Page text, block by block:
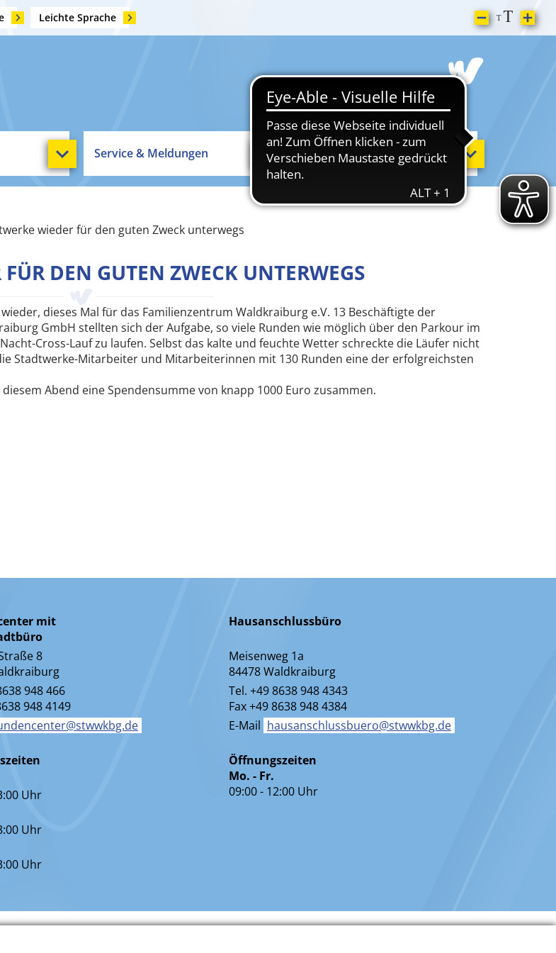
Leichte Sprache
Service & Meldungen Sport & Freizeit
wieder für den guten Zweck unterwegs
DEN GUTEN ZWECK UNTERWEGS
wieder, dieses Mal für das Familienzentrum Waldkraiburg e.V. 13 Beschäftigte der
GmbH stellten sich der Aufgabe, so viele Runden wie möglich über den Parkour im
Cross-Lauf zu laufen. Selbst das kalte und feuchte Wetter schreckte die Läufer nicht
Stadtwerke-Mitarbeiter und Mitarbeiterinnen mit 130 Runden eine der erfolgreichsten
Abend eine Spendensumme von knapp 1000 Euro zusammen.
mit
8
948 466
948 4149
Uhr
Uhr
Uhr
Hausanschlussbüro
Meisenweg 1a
84478 Waldkraiburg
Tel. +49 8638 948 4343
Fax +49 8638 948 4384
E-Mail hausanschlussbuero@stwwkbg.de
Öffnungszeiten
Mo. - Fr.
09:00 - 12:00 Uhr